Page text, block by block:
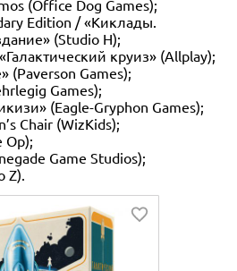
(Office Dog Games);
Edition / «Киклады.
(Studio H);
круиз» (Allplay);
(Paverson Games);
Games);
(Eagle-Gryphon Games);
Chair (WizKids);
Op);
Game Studios);
Z).